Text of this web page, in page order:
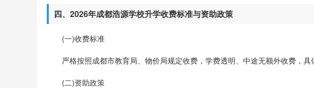
四、2026年成都浩源学校升学收费标准与资助政策
(一)收费标准
严格按照成都市教育局、物价局规定收费，学费透明、中途无额外收费，具
(二)资助政策